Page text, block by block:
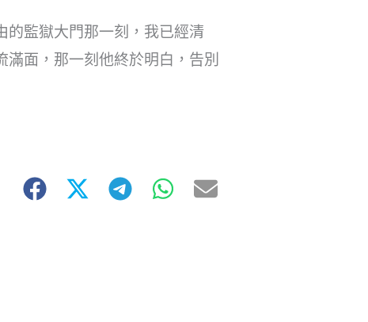
的監獄大門那一刻，我已經清
面，那一刻他終於明白，告別